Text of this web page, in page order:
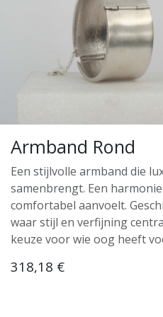
Armband Rond
Een stijlvolle armband die
samenbrengt. Een
comfortabel aanvoelt.
waar stijl en verfijning
keuze voor wie oog heeft
318,18 €